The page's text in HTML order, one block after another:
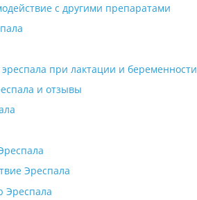
с другими препаратами
при лактации и беременности
и отзывы
Эреспала
Эреспала